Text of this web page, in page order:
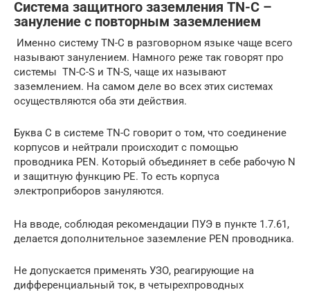
Система защитного заземления TN-C –
зануление с повторным заземлением
Именно систему TN-C в разговорном языке чаще всего
называют занулением. Намного реже так говорят про
системы TN-C-S и TN-S, чаще их называют
заземлением. На самом деле во всех этих системах
осуществляются оба эти действия.
Буква C в системе TN-C говорит о том, что соединение
корпусов и нейтрали происходит с помощью
проводника PEN. Который объединяет в себе рабочую N
и защитную функцию PE. То есть корпуса
электроприборов зануляются.
На вводе, соблюдая рекомендации ПУЭ в пункте 1.7.61,
делается дополнительное заземление PEN проводника.
Не допускается применять УЗО, реагирующие на
дифференциальный ток, в четырехпроводных